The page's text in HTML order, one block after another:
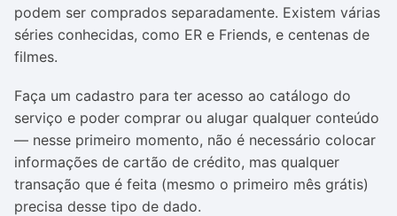
podem ser comprados separadamente. Existem várias
séries conhecidas, como ER e Friends, e centenas de
filmes.
Faça um cadastro para ter acesso ao catálogo do
serviço e poder comprar ou alugar qualquer conteúdo
— nesse primeiro momento, não é necessário colocar
informações de cartão de crédito, mas qualquer
transação que é feita (mesmo o primeiro mês grátis)
precisa desse tipo de dado.